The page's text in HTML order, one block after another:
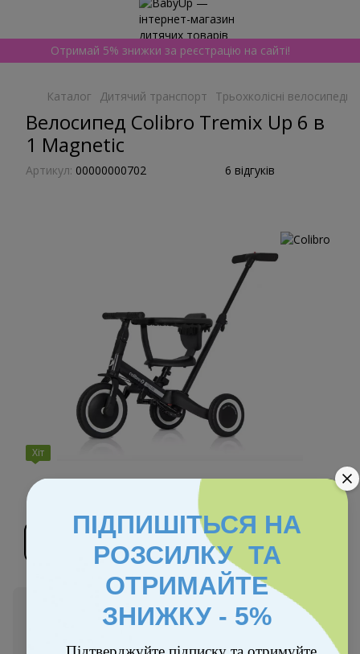
Отримай 5% знижки за реєстрацію на сайті!
Каталог Дитячий транспорт Трьохколісні велосипеди
Велосипед Colibro Tremix Up 6 в
1 Magnetic
Артикул: 00000000702 6 відгуків
Хіт
4 350 грн
ПІДПИШІТЬСЯ НА
РОЗСИЛКУ ТА
ОТРИМАЙТЕ
ЗНИЖКУ - 5%